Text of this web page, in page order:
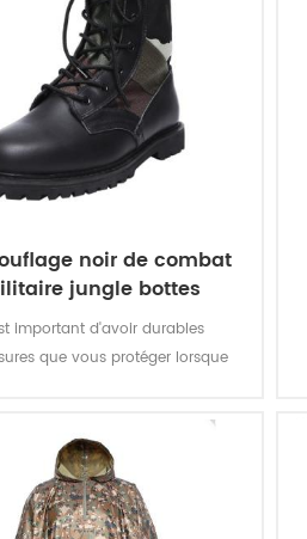
noir de combat
jungle bottes
important d'avoir durables
que vous protéger lorsque
rapidement. Le camouflage
combat militaire jungle boots est
un bon choix.